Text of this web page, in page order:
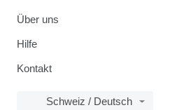
Über uns
Hilfe
Kontakt
Schweiz / Deutsch